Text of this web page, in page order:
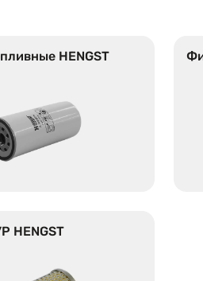
HENGST
HENGST